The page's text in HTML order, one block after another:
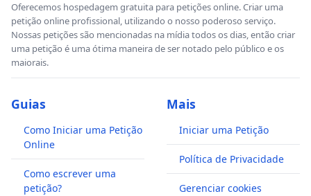
Oferecemos hospedagem gratuita para petições online. Criar uma
petição online profissional, utilizando o nosso poderoso serviço.
Nossas petições são mencionadas na mídia todos os dias, então criar
uma petição é uma ótima maneira de ser notado pelo público e os
maiorais.
Guias
Como Iniciar uma Petição
Online
Como escrever uma
petição?
Mais
Iniciar uma Petição
Política de Privacidade
Gerenciar cookies